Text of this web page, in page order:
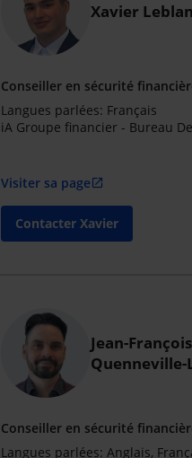
Xavier
Conseiller en sécurité
Langues parlées: Français
iA Groupe financier - Bureau
Visiter sa page open_in_new
Contacter Xavier
Jean-François
Quenneville-
Conseiller en sécurité
Langues parlées: Anglais,